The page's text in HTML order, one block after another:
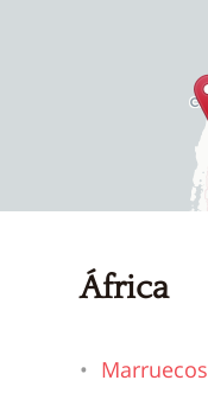
África
Marruecos